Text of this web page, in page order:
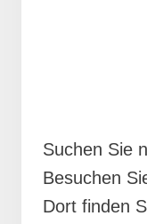
Suchen Sie
Besuchen
Dort finden